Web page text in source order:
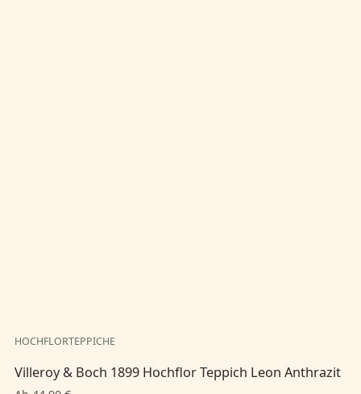
HOCHFLORTEPPICHE
Villeroy & Boch 1899 Hochflor Teppich Leon Anthrazit